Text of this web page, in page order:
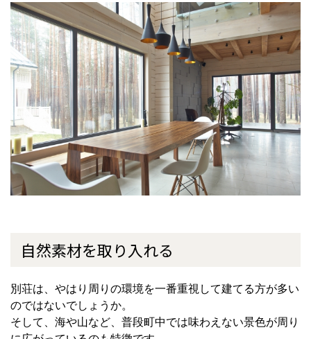
自然素材を取り入れる
別荘は、やはり周りの環境を一番重視して建てる方が多い
のではないでしょうか。
そして、海や山など、普段町中では味わえない景色が周り